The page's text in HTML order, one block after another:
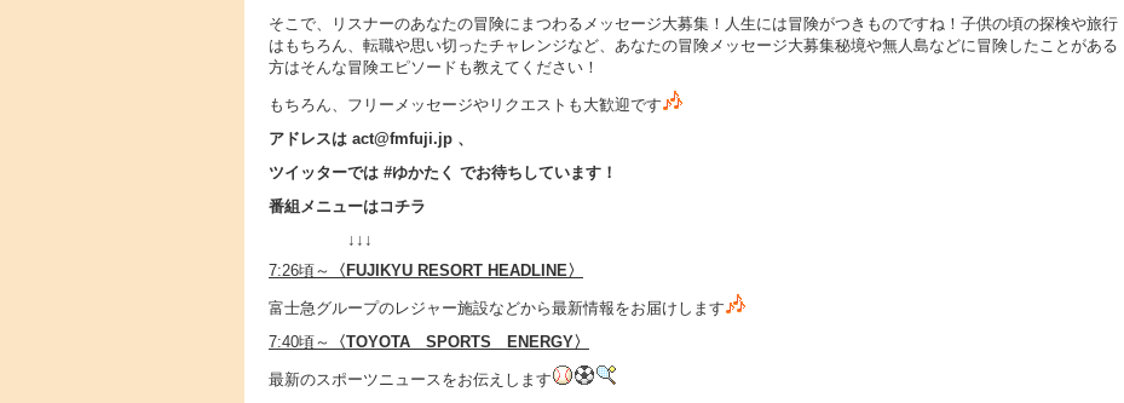
そこで、リスナーのあなたの冒険にまつわるメッセージ大募集！ 人生には冒険がつきものですね！ 子供の頃の探検や旅行
はもちろん、転職や思い切ったチャレンジなど、あなたの冒険メッセージ大募集秘境や無人島などに冒険したことがある
方はそんな冒険エピソードも教えてください！
もちろん、フリーメッセージやリクエストも大歓迎です
アドレスは act@fmfuji.jp 、
ツイッターでは #ゆかたく でお待ちしています！
番組メニューはコチラ
↓↓↓
7:26頃～
〈 FUJIKYU RESORT HEADLINE〉
富士急グループのレジャー施設などから最新情報をお届けします
7:40頃～
〈TOYOTA SPORTS ENERGY〉
最新のスポーツニュースをお伝えします